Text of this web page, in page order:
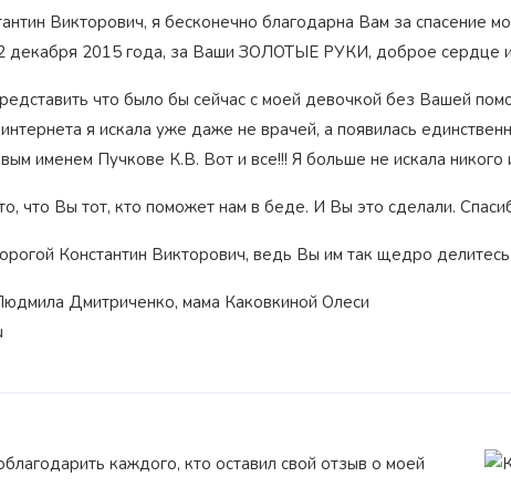
Викторович, я бесконечно благодарна Вам за спасение
декабря 2015 года, за Ваши ЗОЛОТЫЕ РУКИ, доброе сердце
что было бы сейчас с моей девочкой без Вашей
я искала уже даже не врачей, а появилась
именем Пучкове К.В. Вот и все!!! Я больше не искала никого
что Вы тот, кто поможет нам в беде. И Вы это сделали.
Константин Викторович, ведь Вы им так щедро делитесь
Дмитриченко, мама Каковкиной Олеси
каждого, кто оставил свой отзыв о моей